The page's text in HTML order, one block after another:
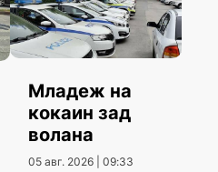
Младеж на
кокаин зад
волана
05 авг. 2026 | 09:33